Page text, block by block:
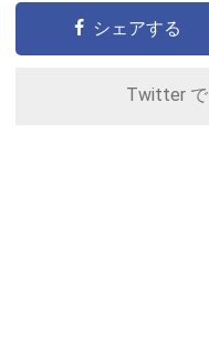
シェアする
Twitter で